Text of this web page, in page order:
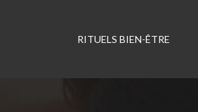
RITUELS BIEN-ÊTRE